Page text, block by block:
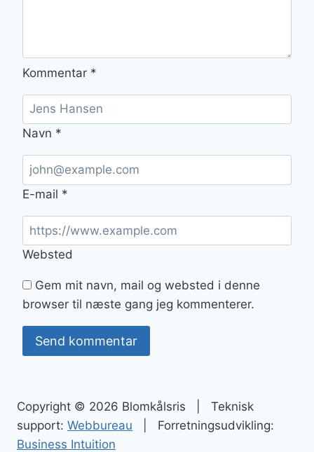
Kommentar *
Navn *
E-mail *
Websted
Gem mit navn, mail og websted i denne
browser til næste gang jeg kommenterer.
Copyright © 2026 Blomkålsris | Teknisk
support: Webbureau | Forretningsudvikling:
Business Intuition